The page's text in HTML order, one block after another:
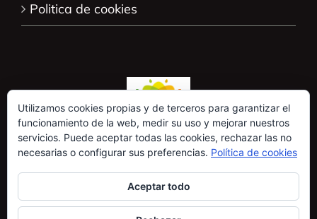
Politica de cookies
Utilizamos cookies propias y de terceros para garantizar el
funcionamiento de la web, medir su uso y mejorar nuestros
servicios. Puede aceptar todas las cookies, rechazar las no
necesarias o configurar sus preferencias. Política de cookies
Aceptar todo